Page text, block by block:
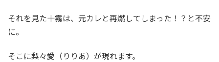
それを見た十霧は、元カレと再燃してしまった！？と不安
に。
そこに梨々愛（りりあ）が現れます。